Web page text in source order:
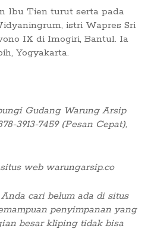
Ibu Tien turut serta pada
istri Wapres Sri
IX di Imogiri, Bantul. Ia
Yogyakarta.
Gudang Warung Arsip
3913-7459 (Pesan Cepat),
web warungarsip.co
cari belum ada di situs
penyimpanan yang
besar kliping tidak bisa